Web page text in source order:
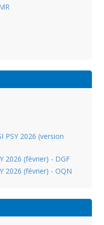
PSY 2026 (version
2026 (février) - DGF
2026 (février) - OQN